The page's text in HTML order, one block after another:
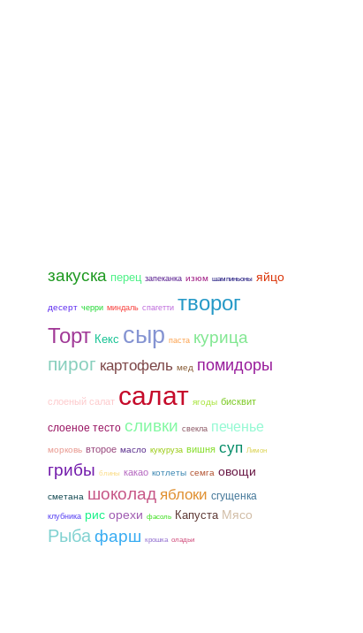
закуска перец запеканка изюм шампиньоны яйцо
десерт черри миндаль спагетти творог
Торт Кекс сыр паста курица
пирог картофель мед помидоры
слоеный салат салат ягоды бисквит
слоеное тесто сливки свекла печенье
морковь второе масло кукуруза вишня суп Лимон
грибы блины какао котлеты семга овощи
сметана шоколадяблоки сгущенка
клубника рис орехи фасоль Капуста Мясо
Рыбафарш крошка оладьи